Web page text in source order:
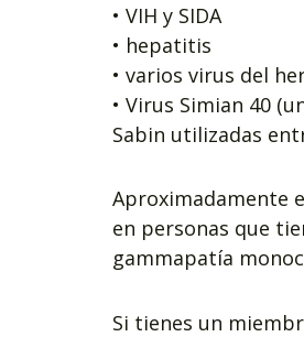
• VIH y SIDA
• hepatitis
• varios virus del
• Virus Simian 40
Sabin utilizadas
Aproximadamente
en personas que
gammapatía
Si tienes un